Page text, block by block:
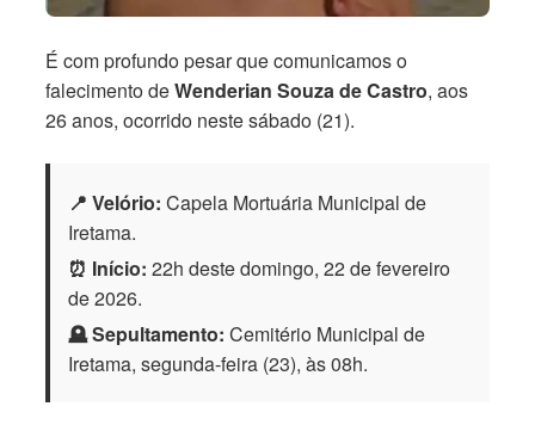
É com profundo pesar que comunicamos o
falecimento deWenderian Souza de Castro, aos
26 anos, ocorrido neste sábado (21).
📍 Velório: Capela Mortuária Municipal de
Iretama.
⏰ Início: 22h deste domingo, 22 de fevereiro
de 2026.
🪦 Sepultamento: Cemitério Municipal de
Iretama, segunda-feira (23), às 08h.